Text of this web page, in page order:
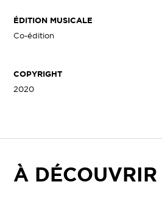
ÉDITION MUSICALE
Co-édition
COPYRIGHT
2020
À DÉCOUVRIR